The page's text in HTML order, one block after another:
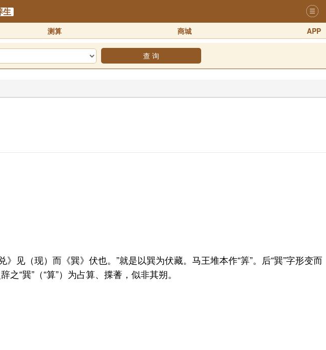
生
测算 商城 APP
查 询
（现）而《巽》伏也。”就是以巽为伏藏。马王堆本作“筭”。后“巽”字形变而
“巽”（“算”）为占算、揲蓍，似非其朔。